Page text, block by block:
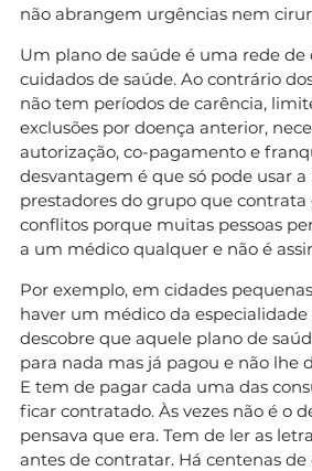
não abrangem urgências nem
Um plano de saúde é uma rede de
cuidados de saúde. Ao contrário
não tem períodos de carência,
exclusões por doença anterior,
autorização, co-pagamento e
desvantagem é que só pode usar a
prestadores do grupo que contrata
conflitos porque muitas pessoas
a um médico qualquer e não é
Por exemplo, em cidades
haver um médico da especialidade
descobre que aquele plano de
para nada mas já pagou e não lhe
E tem de pagar cada uma das
ficar contratado. Às vezes não é o
pensava que era. Tem de ler as
antes de contratar. Há centenas